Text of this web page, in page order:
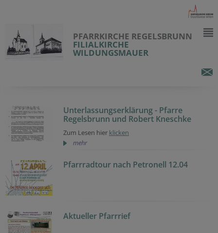
PFARRKIRCHE REGELSBRUNN
FILIALKIRCHE
WILDUNGSMAUER
Unterlassungserklärung - Pfarre
Regelsbrunn und Robert Kneschke
Zum Lesen hier klicken
mehr
Pfarrradtour nach Petronell 12.04
Aktueller Pfarrrief